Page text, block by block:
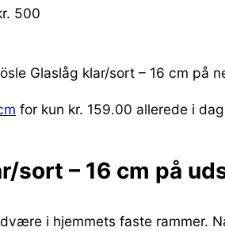
500
Glaslåg klar/sort – 16 cm på
for kun kr. 159.00 allerede i
sort – 16 cm på
i hjemmets faste rammer.